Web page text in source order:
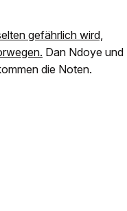
gefährlich wird,
Dan Ndoye und
die Noten.